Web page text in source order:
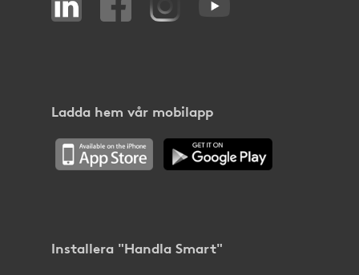
Ladda hem vår mobilapp
Installera "Handla Smart"